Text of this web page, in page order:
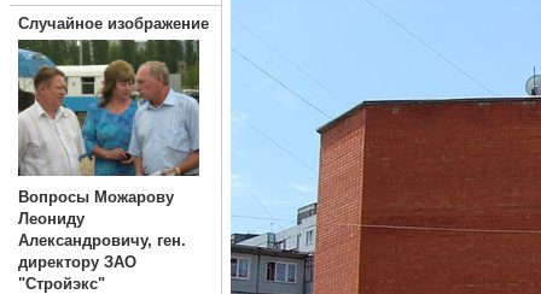
Случайное изображение
Вопросы Можарову
Леониду
Александровичу, ген.
директору ЗАО
"Стройэкс"